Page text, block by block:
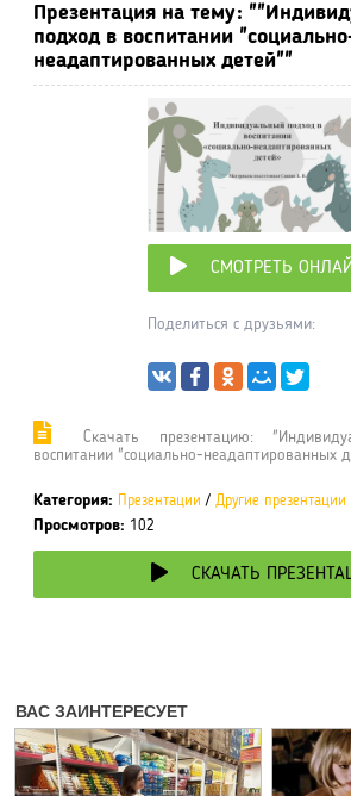
Презентация на тему:
подход в воспитании
неадаптированных детей""
СМОТРЕТЬ
Поделиться с друзьями:
Cкачать презентацию:
воспитании "социально-неадаптированных
Категория: Презентации / Другие презентации
Просмотров: 102
СКАЧАТЬ